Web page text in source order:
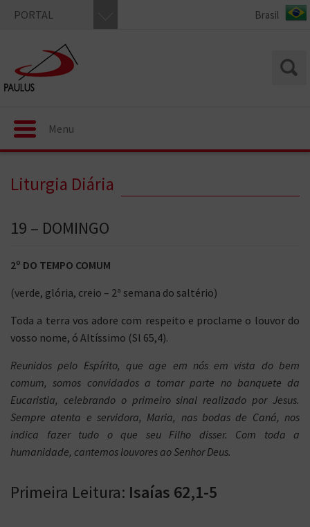
PORTAL
Menu
Liturgia Diária
19 – DOMINGO
2º DO TEMPO COMUM
(verde, glória, creio – 2ª semana do saltério)
Toda a terra vos adore com respeito e proclame o louvor do
vosso nome, ó Altíssimo (Sl 65,4).
Reunidos pelo Espírito, que age em nós em vista do bem
comum, somos convidados a tomar parte no banquete da
Eucaristia, celebrando o primeiro sinal realizado por Jesus.
Sempre atenta e servidora, Maria, nas bodas de Caná, nos
indica fazer tudo o que seu Filho disser. Com toda a
humanidade, cantemos louvores ao Senhor Deus.
Primeira Leitura: Isaías 62,1-5